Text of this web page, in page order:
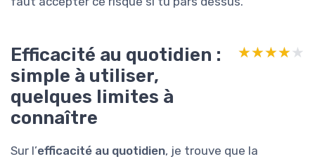
Efficacité au quotidien :
simple à utiliser,
quelques limites à
connaître
★★★★★
★★★★★
Sur l’efficacité au quotidien, je trouve que la